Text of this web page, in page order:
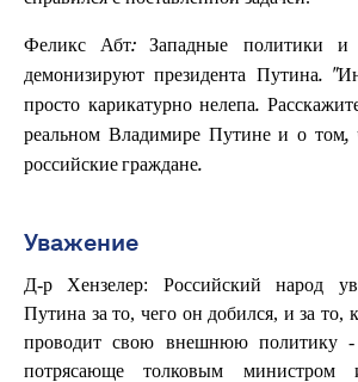
Феликс Абт: Западные политики
демонизируют президента Путина.
просто карикатурно нелепа.
реальном Владимире Путине и о
российские граждане.
Уважение
Д-р Хензелер: Российский народ
Путина за то, чего он добился, и за то,
проводит свою внешнюю политику -
потрясающе толковым министром